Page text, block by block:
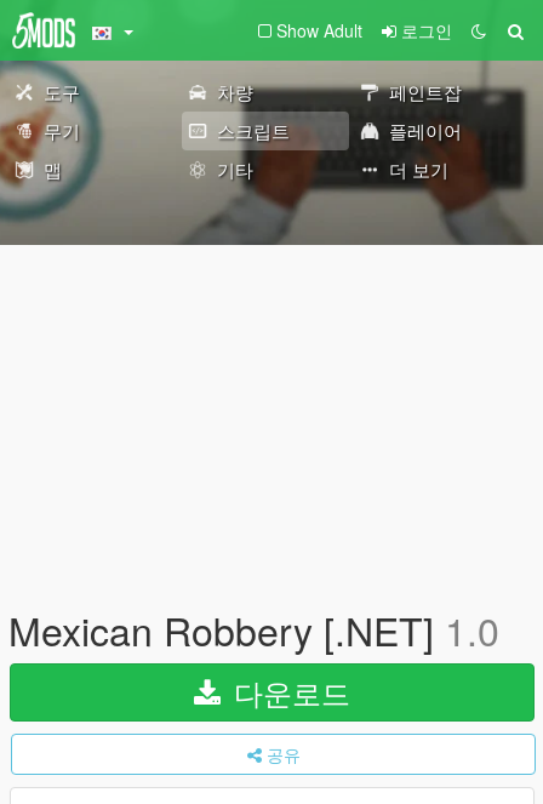
Show Adult 로그인
도구 차량
페인트잡
무기
스크립트
플레이어
맵
기타 더 보기
Mexican Robbery [.NET] 1.0
다운로드
공유